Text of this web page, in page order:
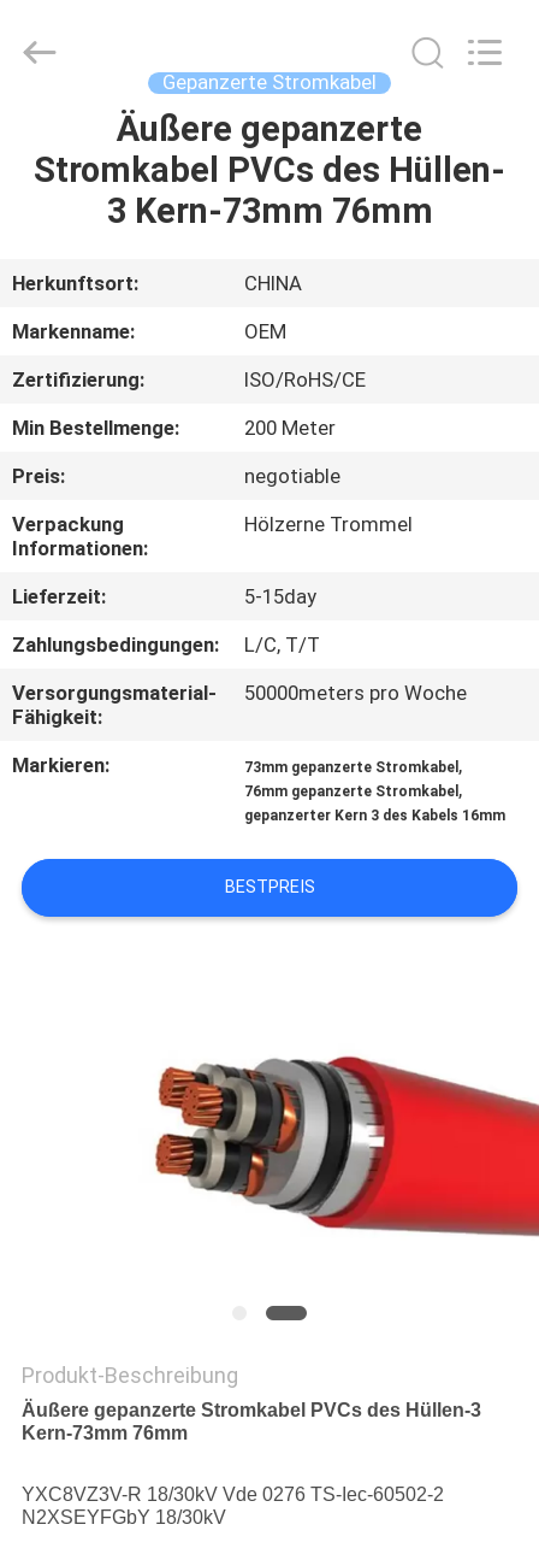
PRODUKTE
ÜBER
UNS
FABRIK-
AUSFLUG
QUALITÄTSKONTROLLE
TRETEN
SIE
MIT
UNS
IN
FORDERN
SIE
Management
Services
Gepanzerte Stromkabel
Äußere gepanzerte
Stromkabel PVCs des Hüllen-
3 Kern-73mm 76mm
Herkunftsort:
CHINA
Markenname:
OEM
Zertifizierung:
ISO/RoHS/CE
Min Bestellmenge:
200 Meter
Preis:
negotiable
Verpackung
Informationen:
Hölzerne Trommel
Lieferzeit:
5-15day
Zahlungsbedingungen:
L/C, T/T
Versorgungsmaterial-
Fähigkeit:
50000meters pro Woche
Markieren: 73mm gepanzerte Stromkabel ,
76mm gepanzerte Stromkabel ,
gepanzerter Kern 3 des Kabels 16mm
BESTPREIS
Produkt-Beschreibung
Äußere gepanzerte Stromkabel PVCs des Hüllen-3
Kern-73mm 76mm
YXC8VZ3V-R 18/30kV Vde 0276 TS-Iec-60502-2
N2XSEYFGbY 18/30kV